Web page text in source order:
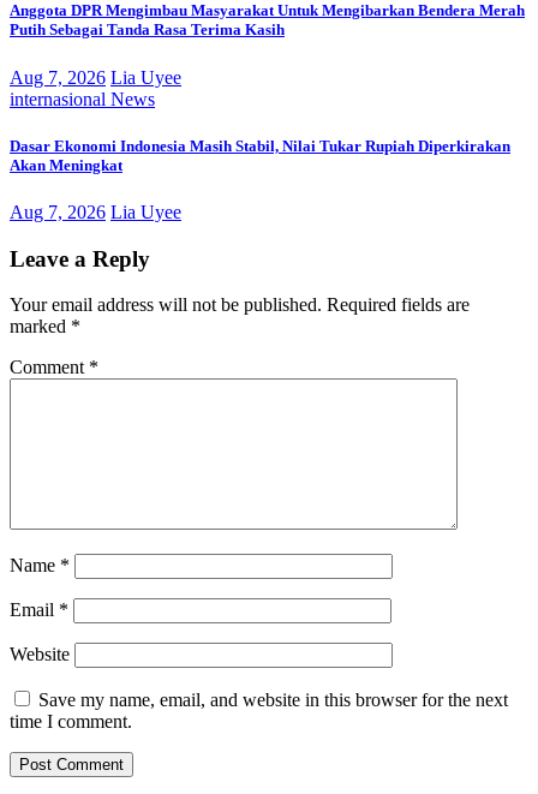
Anggota DPR Mengimbau Masyarakat Untuk Mengibarkan Bendera Merah
Putih Sebagai Tanda Rasa Terima Kasih
Aug 7, 2026 Lia Uyee
internasional News
Dasar Ekonomi Indonesia Masih Stabil, Nilai Tukar Rupiah Diperkirakan
Akan Meningkat
Aug 7, 2026 Lia Uyee
Leave a Reply
Your email address will not be published. Required fields are
marked *
Comment *
Name *
Email *
Website
Save my name, email, and website in this browser for the next
time I comment.